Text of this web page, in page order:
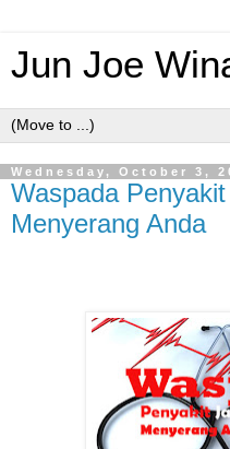
Jun Joe
Wednesday, October 3,
Waspada
Menyerang Anda